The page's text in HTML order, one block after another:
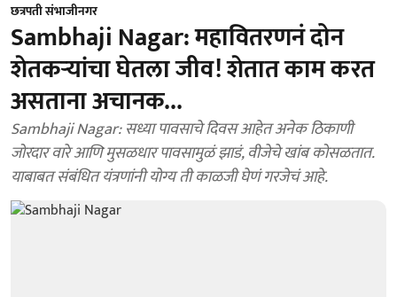
छत्रपती संभाजीनगर
Sambhaji Nagar: महावितरणनं दोन
शेतकऱ्यांचा घेतला जीव! शेतात काम करत
असताना अचानक...
Sambhaji Nagar: सध्या पावसाचे दिवस आहेत अनेक ठिकाणी
जोरदार वारे आणि मुसळधार पावसामुळं झाडं, वीजेचे खांब कोसळतात.
याबाबत संबंधित यंत्रणांनी योग्य ती काळजी घेणं गरजेचं आहे.